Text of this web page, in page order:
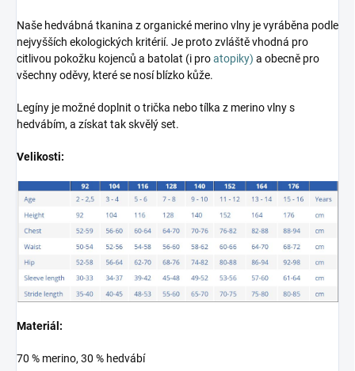
Naše hedvábná tkanina z organické merino vlny je vyráběna podle
nejvyšších ekologických kritérií. Je proto zvláště vhodná pro
citlivou pokožku kojenců a batolat (i proatopiky) a obecně pro
všechny oděvy, které se nosí blízko kůže.
Legíny je možné doplnit o trička nebo tílka z merino vlny s
hedvábím, a získat tak skvělý set.
Velikosti:
Materiál:
70 % merino, 30 % hedvábí